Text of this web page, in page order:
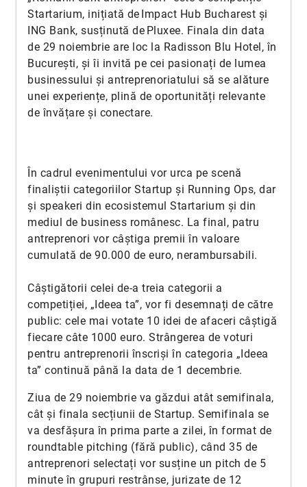
Startarium, inițiată de Impact Hub Bucharest și
ING Bank, susținută de Pluxee. Finala din data
de 29 noiembrie are loc la Radisson Blu Hotel, în
București, și îi invită pe cei pasionați de lumea
businessului și antreprenoriatului să se alăture
unei experiențe, plină de oportunități relevante
de învățare și conectare.
În cadrul evenimentului vor urca pe scenă
finaliștii categoriilor Startup și Running Ops, dar
și speakeri din ecosistemul Startarium și din
mediul de business românesc. La final, patru
antreprenori vor câștiga premii în valoare
cumulată de 90.000 de euro, nerambursabili.
Câștigătorii celei de-a treia categorii a
competiției, „Ideea ta”, vor fi desemnați de către
public: cele mai votate 10 idei de afaceri câștigă
fiecare câte 1000 euro. Strângerea de voturi
pentru antreprenorii înscriși în categoria „Ideea
ta” continuă până la data de 1 decembrie.
Ziua de 29 noiembrie va găzdui atât semifinala,
cât și finala secțiunii de Startup. Semifinala se
va desfășura în prima parte a zilei, în format de
roundtable pitching (fără public), când 35 de
antreprenori selectați vor susține un pitch de 5
minute în grupuri restrânse, jurizate de 12